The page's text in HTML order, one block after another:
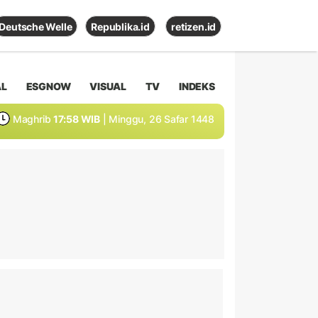
Deutsche Welle Republika.id retizen.id
ESGNOW VISUAL TV INDEKS
Maghrib 17:58 WIB | Minggu, 26 Safar 1448